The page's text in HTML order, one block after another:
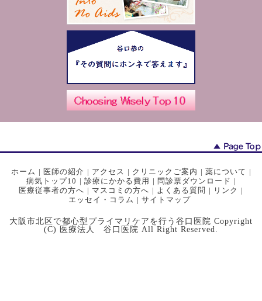
ホーム | 医師の紹介 | アクセス | クリニックご案内 | 薬について |
病気トップ10 | 診療にかかる費用 | 問診票ダウンロード |
医療従事者の方へ | マスコミの方へ | よくある質問 | リンク |
エッセイ・コラム | サイトマップ
大阪市北区で都心型プライマリケアを行う谷口医院 Copyright
(C) 医療法人 谷口医院 All Right Reserved.